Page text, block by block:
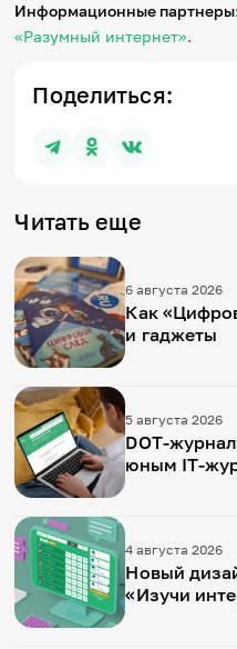
Информационные партнеры
«Разумный интернет».
Поделиться:
Читать еще
6 августа 2026
Как
и гаджеты
5 августа 2026
DOT-
юным IT-
4 августа 2026
Новый
«Изучи